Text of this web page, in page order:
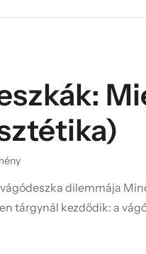
dilemmája
tárgynál kezdődik: a